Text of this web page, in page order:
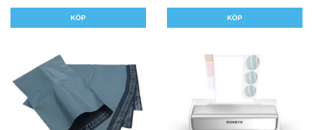
KÖP KÖP